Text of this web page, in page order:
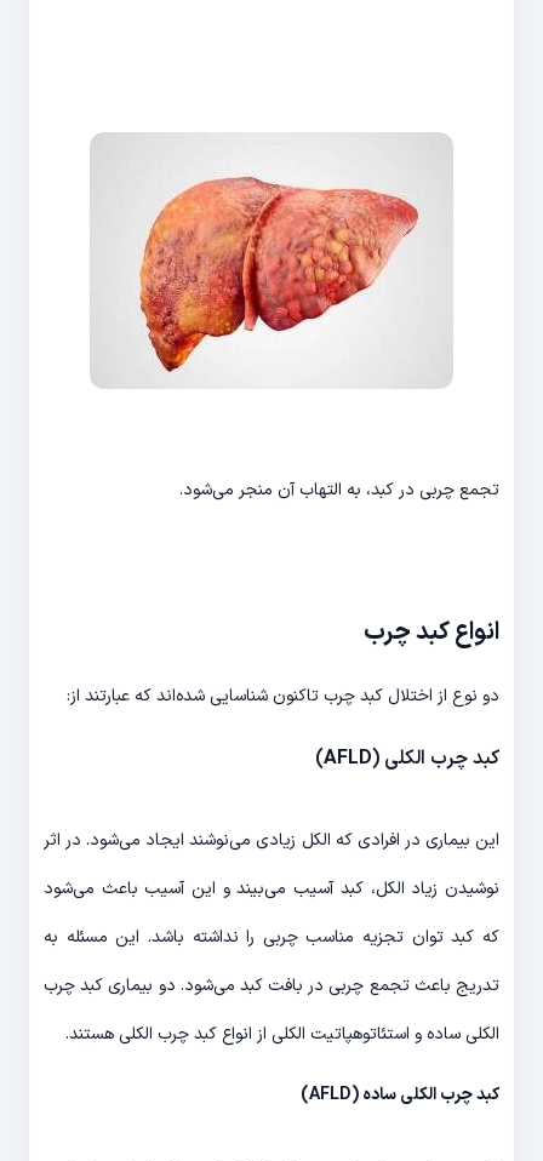
تجمع چربی در کبد، به التهاب آن منجر می­‌شود.
انواع کبد چرب
دو نوع از اختلال کبد چرب تاکنون شناسایی شد‌ه‌­اند که عبارتند از:
کبد چرب الکلی (AFLD
)
این بیماری در افرادی که الکل زیادی می­‌نوشند ایجاد می­‌شود. در اثر
نوشیدن زیاد الکل، کبد آسیب می­‌بیند و این آسیب باعث می­‌شود
که کبد توان تجزیه مناسب چربی را نداشته باشد. این مسئله به
تدریج باعث تجمع چربی در بافت کبد می­‌شود. دو بیماری کبد چرب
الکلی ساده و استئاتوهپاتیت الکلی از انواع کبد چرب الکلی هستند.
کبد چرب الکلی ساده (AFLD)